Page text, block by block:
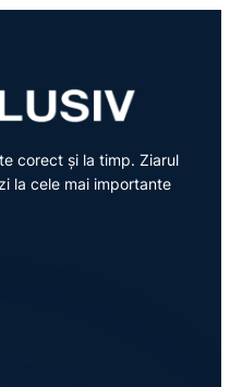
corect și la timp. Ziarul
la cele mai importante